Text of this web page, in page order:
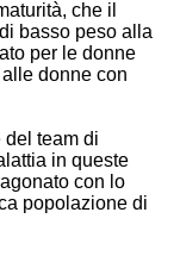
che il
basso peso alla
per le donne
donne con
del team di
in queste
con lo
popolazione di